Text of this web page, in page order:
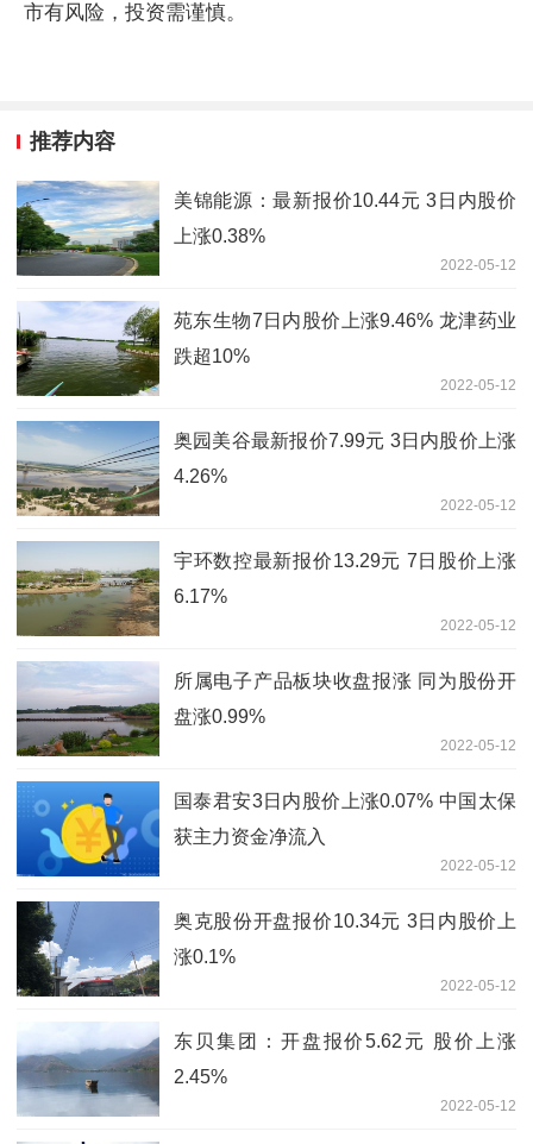
市有风险，投资需谨慎。
推荐内容
美锦能源：最新报价10.44元 3日内股价
上涨0.38%
2022-05-12
苑东生物7日内股价上涨9.46% 龙津药业
跌超10%
2022-05-12
奥园美谷最新报价7.99元 3日内股价上涨
4.26%
2022-05-12
宇环数控最新报价13.29元 7日股价上涨
6.17%
2022-05-12
所属电子产品板块收盘报涨 同为股份开
盘涨0.99%
2022-05-12
国泰君安3日内股价上涨0.07% 中国太保
获主力资金净流入
2022-05-12
奥克股份开盘报价10.34元 3日内股价上
涨0.1%
2022-05-12
东贝集团：开盘报价5.62元 股价上涨
2.45%
2022-05-12